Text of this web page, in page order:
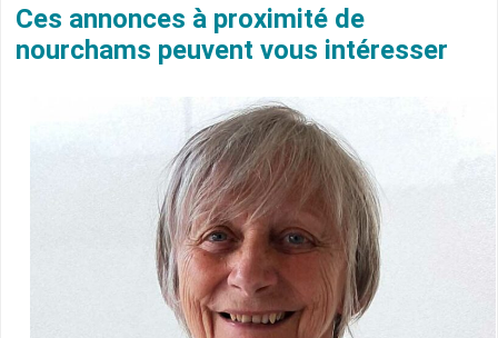
Ces annonces à proximité de
nourchams peuvent vous intéresser